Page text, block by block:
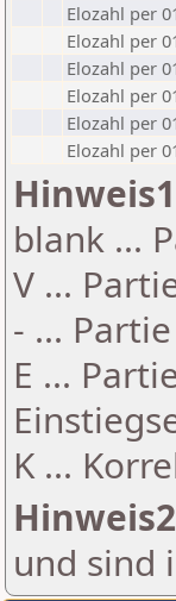
Elozahl per
Elozahl per
Elozahl per
Elozahl per
Elozahl per
Elozahl per
Hinweis1
blank ...
V ...
- ...
E ...
K ...
Hinweis2
und sind